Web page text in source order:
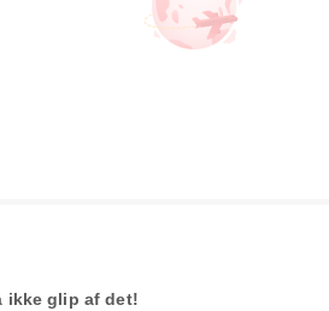
ikke glip af det!